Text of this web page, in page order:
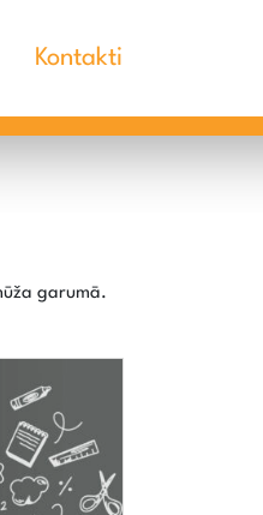
Kontakti
garumā.